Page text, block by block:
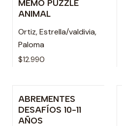
MEMO PUZZLE
ANIMAL
Ortiz, Estrella/valdivia,
Paloma
$12.990
Agotado
ABREMENTES
DESAFÍOS 10-11
AÑOS